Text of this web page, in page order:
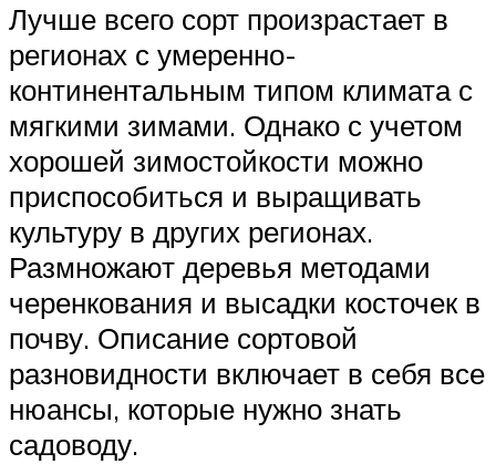
Лучше всего сорт произрастает в
регионах с умеренно-
континентальным типом климата с
мягкими зимами. Однако с учетом
хорошей зимостойкости можно
приспособиться и выращивать
культуру в других регионах.
Размножают деревья методами
черенкования и высадки косточек в
почву. Описание сортовой
разновидности включает в себя все
нюансы, которые нужно знать
садоводу.